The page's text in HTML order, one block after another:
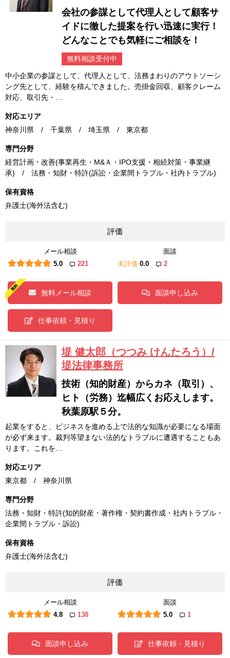
会社の参謀として代理人として顧客サ
イドに徹した提案を行い迅速に実行！
どんなことでも気軽にご相談を！
無料相談受付中
中小企業の参謀として、代理人として、法務まわりのアウトソーシ
ング先として、経験を積んできました。売掛金回収、顧客クレーム
対応、取引先・…
対応エリア
神奈川県 / 千葉県 / 埼玉県 / 東京都
専門分野
経営計画・改善(事業再生・M&Ａ・IPO支援・相続対策・事業継
承) / 法務・知財・特許(訴訟・企業間トラブル・社内トラブル)
保有資格
弁護士(海外法含む)
評価
メール相談
5.0
221
面談
未評価 0.0 2
無料メール相談 面談申し込み
仕事依頼・見積り
堤 健太郎（つつみ けんたろう）/
堤法律事務所
技術（知的財産）からカネ（取引）、
ヒト（労務）迄幅広くお応えします。
秋葉原駅５分。
起業をすると、ビジネスを進める上で法的な知識が必要になる場面
が必ず来ます。裁判等望まない法的なトラブルに遭遇することもあ
ります。これを…
対応エリア
東京都 / 神奈川県
専門分野
法務・知財・特許(知的財産・著作権・契約書作成・社内トラブル・
企業間トラブル・訴訟)
保有資格
弁護士(海外法含む)
評価
メール相談
4.8
138
面談
5.0
1
面談申し込み 仕事依頼・見積り